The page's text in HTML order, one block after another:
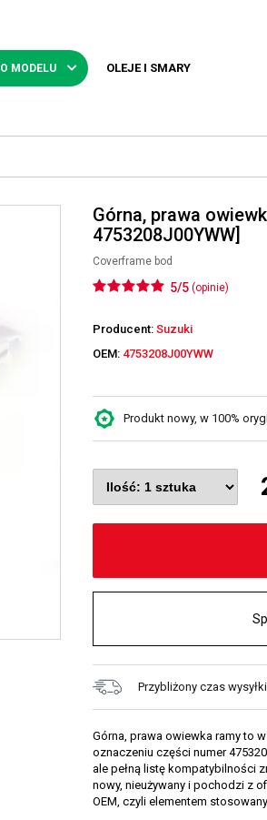
MODELU OLEJE I SMARY
Górna, prawa
4753208J00YWW]
Coverframe bod
5/5 (opinie)
Producent: Suzuki
OEM: 4753208J00YWW
Produkt nowy, w 100%
Przybliżony czas
Górna, prawa owiewka ramy to
oznaczeniu części numer
ale pełną listę kompatybilności
nowy, nieużywany i pochodzi z
OEM, czyli elementem